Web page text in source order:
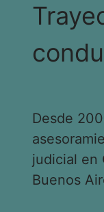
Desde
judicial en
Buenos